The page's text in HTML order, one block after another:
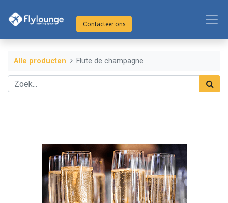
Contacteer ons
Alle producten Flute de champagne